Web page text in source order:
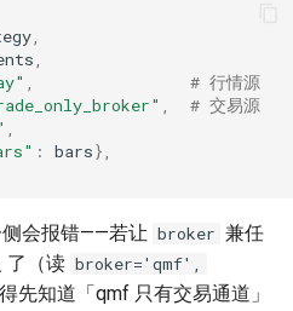
# 行情源
# 交易源
: bars},
侧会报错——若让 broker 兼任
了（读 broker='qmf',
得先知道「qmf 只有交易通道」